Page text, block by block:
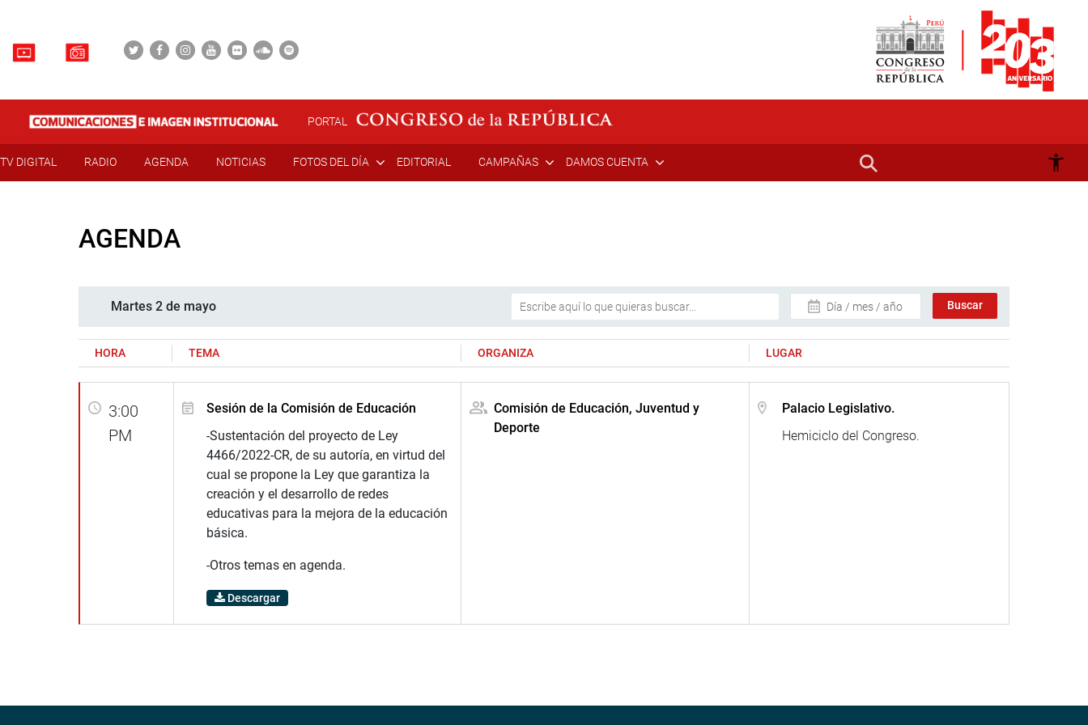
PORTAL
TV DIGITAL RADIO AGENDA NOTICIAS FOTOS DEL DÍA EDITORIAL CAMPAÑAS DAMOS CUENTA
AGENDA
Martes 2 de mayo Día / mes / año
HORA TEMA ORGANIZA LUGAR
3:00
PM
Sesión de la Comisión de Educación
-Sustentación del proyecto de Ley
4466/2022-CR, de su autoría, en virtud del
cual se propone la Ley que garantiza la
creación y el desarrollo de redes
educativas para la mejora de la educación
básica.
-Otros temas en agenda.
Descargar
Comisión de Educación, Juventud y
Deporte
Palacio Legislativo.
Hemiciclo del Congreso.